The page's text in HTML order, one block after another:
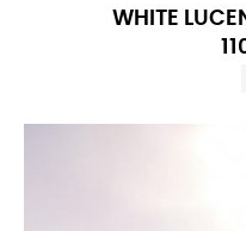
WHITE